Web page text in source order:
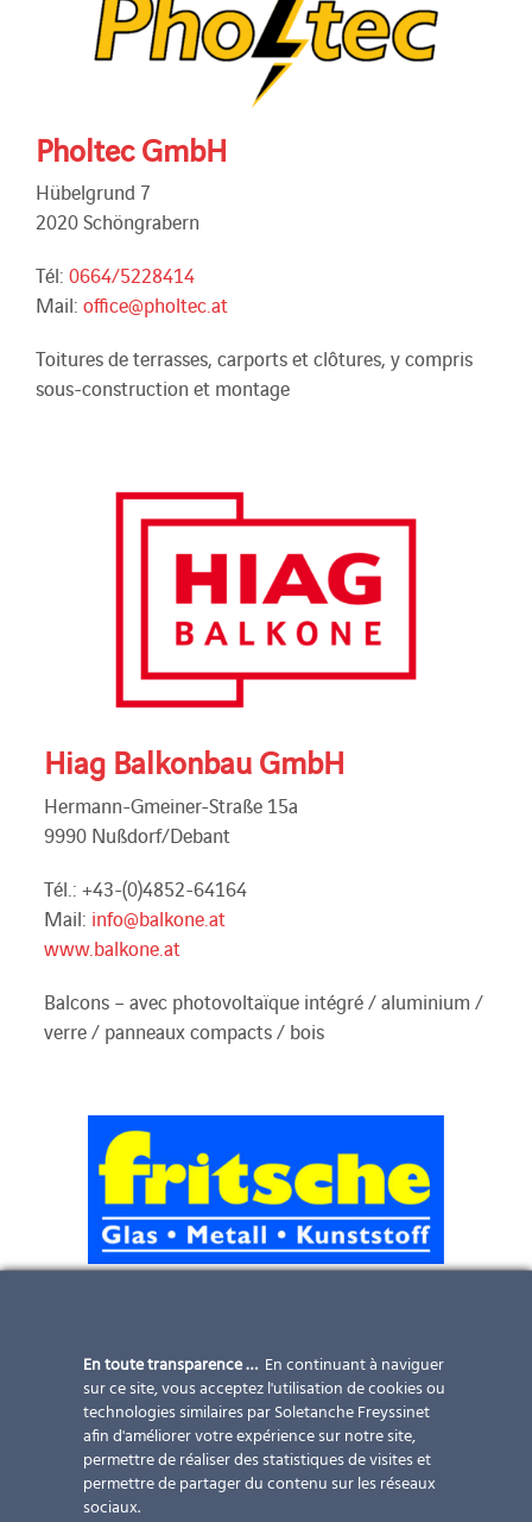
Pholtec GmbH
Hübelgrund 7
2020 Schöngrabern
Tél: 0664/5228414
Mail: office@pholtec.at
Toitures de terrasses, carports et clôtures, y compris
sous-construction et montage
Hiag Balkonbau GmbH
Hermann-Gmeiner-Straße 15a
9990 Nußdorf/Debant
Tél.: +43-(0)4852-64164
Mail: info@balkone.at
www.balkone.at
Balcons – avec photovoltaïque intégré / aluminium /
verre / panneaux compacts / bois
5102 Anthering
Tél.: 06223 3212-0
Mail:office@fritsche.eu.com
www.fritsche.eu.com
En toute transparence … En continuant à naviguer
sur ce site, vous acceptez l'utilisation de cookies ou
technologies similaires par Soletanche Freyssinet
afin d'améliorer votre expérience sur notre site,
permettre de réaliser des statistiques de visites et
permettre de partager du contenu sur les réseaux
sociaux.